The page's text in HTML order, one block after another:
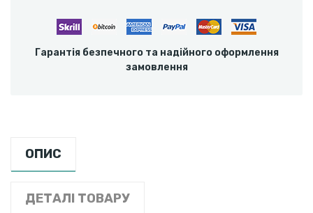
Гарантія безпечного та надійного оформлення
замовлення
ОПИС
ДЕТАЛІ ТОВАРУ